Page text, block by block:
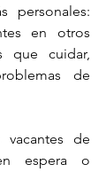
personales:
en otros
que cuidar,
de
vacantes de
espera o